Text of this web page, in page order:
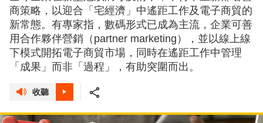
商策略，以迎合「宅經濟」中遙距工作及電子商貿的
新常態。有專家指，數碼形式已成為主流，企業可善
用合作夥伴營銷（partner marketing），並以線上線
下模式開拓電子商貿市場，同時在遙距工作中管理
「成果」而非「過程」，有助突圍而出。
收聽